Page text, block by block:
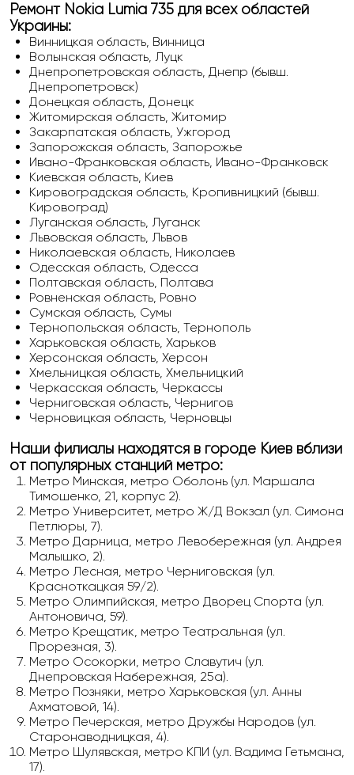
Ремонт Nokia Lumia 735 для всех областей
Украины:
Винницкая область, Винница
Волынская область, Луцк
Днепропетровская область, Днепр (бывш.
Днепропетровск)
Донецкая область, Донецк
Житомирская область, Житомир
Закарпатская область, Ужгород
Запорожская область, Запорожье
Ивано-Франковская область, Ивано-Франковск
Киевская область, Киев
Кировоградская область, Кропивницкий (бывш.
Кировоград)
Луганская область, Луганск
Львовская область, Львов
Николаевская область, Николаев
Одесская область, Одесса
Полтавская область, Полтава
Ровненская область, Ровно
Сумская область, Сумы
Тернопольская область, Тернополь
Харьковская область, Харьков
Херсонская область, Херсон
Хмельницкая область, Хмельницкий
Черкасская область, Черкассы
Черниговская область, Чернигов
Черновицкая область, Черновцы
Наши филиалы находятся в городе Киев вблизи
от популярных станций метро:
Метро Минская, метро Оболонь (ул. Маршала
Тимошенко, 21, корпус 2).
Метро Университет, метро Ж/Д Вокзал (ул. Симона
Петлюры, 7).
Метро Дарница, метро Левобережная (ул. Андрея
Малышко, 2).
Метро Лесная, метро Черниговская (ул.
Красноткацкая 59/2).
Метро Олимпийская, метро Дворец Спорта (ул.
Антоновича, 59).
Метро Крещатик, метро Театральная (ул.
Прорезная, 3).
Метро Осокорки, метро Славутич (ул.
Днепровская Набережная, 25а).
Метро Позняки, метро Харьковская (ул. Анны
Ахматовой, 14).
Метро Печерская, метро Дружбы Народов (ул.
Старонаводницкая, 4).
Метро Шулявская, метро КПИ (ул. Вадима Гетьмана,
17).